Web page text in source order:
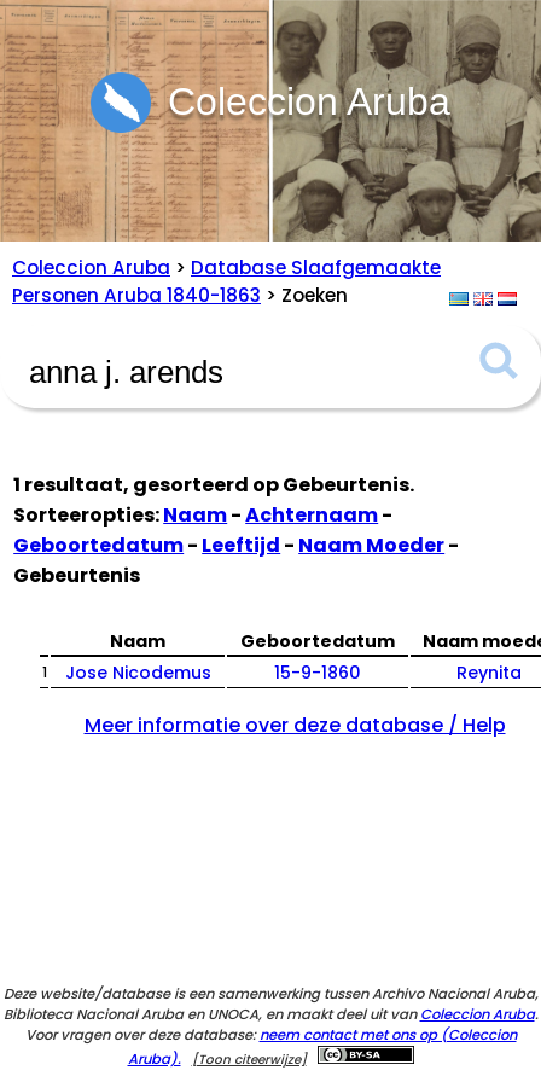
Coleccion Aruba
Coleccion Aruba > Database Slaafgemaakte
Personen Aruba 1840-1863 > Zoeken
1 resultaat, gesorteerd opGebeurtenis.
Sorteeropties:Naam-Achternaam-
Geboortedatum- Leeftijd - Naam Moeder-
Gebeurtenis
Naam Geboortedatum Naam
1 Jose Nicodemus 15-9-1860 Reynita
Meer informatie over deze database / Help
Deze website/database is een samenwerking tussen Archivo Nacional Aruba,
Biblioteca Nacional Aruba en UNOCA, en maakt deel uit vanColeccion Aruba.
Voor vragen over deze database:neem contact met ons op (Coleccion
Aruba).
[Toon citeerwijze]